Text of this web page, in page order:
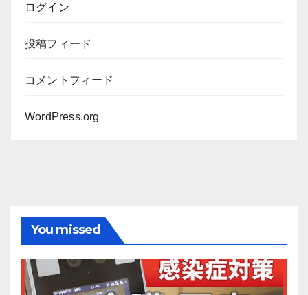
ログイン
投稿フィード
コメントフィード
WordPress.org
You missed